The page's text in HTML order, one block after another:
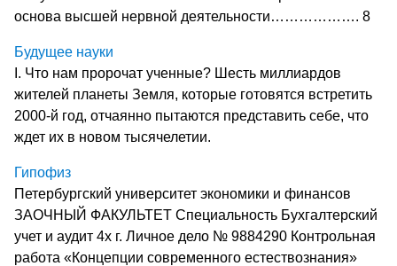
основа высшей нервной деятельности………………. 8
Будущее науки
I. Что нам пророчат ученные? Шесть миллиардов
жителей планеты Земля, которые готовятся встретить
2000-й год, отчаянно пытаются представить себе, что
ждет их в новом тысячелетии.
Гипофиз
Петербургский университет экономики и финансов
ЗАОЧНЫЙ ФАКУЛЬТЕТ Специальность Бухгалтерский
учет и аудит 4х г. Личное дело № 9884290 Контрольная
работа «Концепции современного естествознания»